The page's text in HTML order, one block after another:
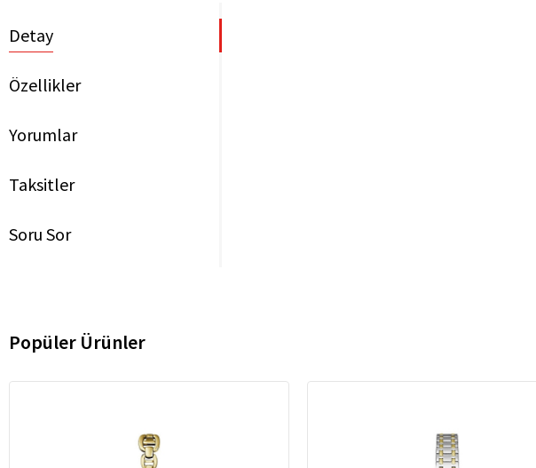
Detay
Özellikler
Yorumlar
Taksitler
Soru Sor
Popüler Ürünler